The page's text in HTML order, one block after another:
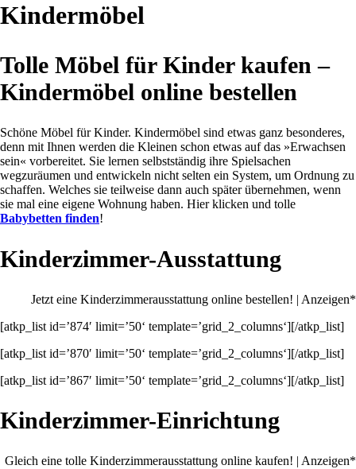
Kindermöbel
Tolle Möbel für Kinder kaufen –
Kindermöbel online bestellen
Schöne Möbel für Kinder. Kindermöbel sind etwas ganz besonderes,
denn mit Ihnen werden die Kleinen schon etwas auf das »Erwachsen
sein« vorbereitet. Sie lernen selbstständig ihre Spielsachen
wegzuräumen und entwickeln nicht selten ein System, um Ordnung zu
schaffen. Welches sie teilweise dann auch später übernehmen, wenn
sie mal eine eigene Wohnung haben. Hier klicken und tolle
Babybetten finden!
Kinderzimmer-Ausstattung
Jetzt eine Kinderzimmerausstattung online bestellen! | Anzeigen*
[atkp_list id=’874′ limit=’50‘ template=’grid_2_columns‘][/atkp_list]
[atkp_list id=’870′ limit=’50‘ template=’grid_2_columns‘][/atkp_list]
[atkp_list id=’867′ limit=’50‘ template=’grid_2_columns‘][/atkp_list]
Kinderzimmer-Einrichtung
Gleich eine tolle Kinderzimmerausstattung online kaufen! | Anzeigen*